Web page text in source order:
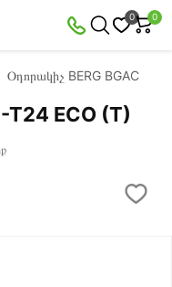
0 0
Օդորակիչ BERG BGAC/I-
T24 ECO (T)